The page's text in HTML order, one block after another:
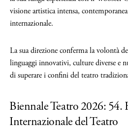
visione artistica intensa,
internazionale.
La sua direzione conferma la volontà
linguaggi innovativi, culture diverse e
di superare i confini del teatro
Biennale Teatro 2026: 54.
Internazionale del Teatro